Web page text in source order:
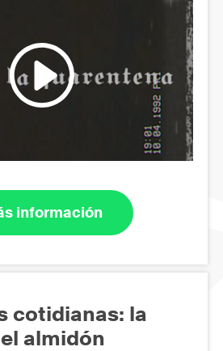
información
cotidianas: la
almidón